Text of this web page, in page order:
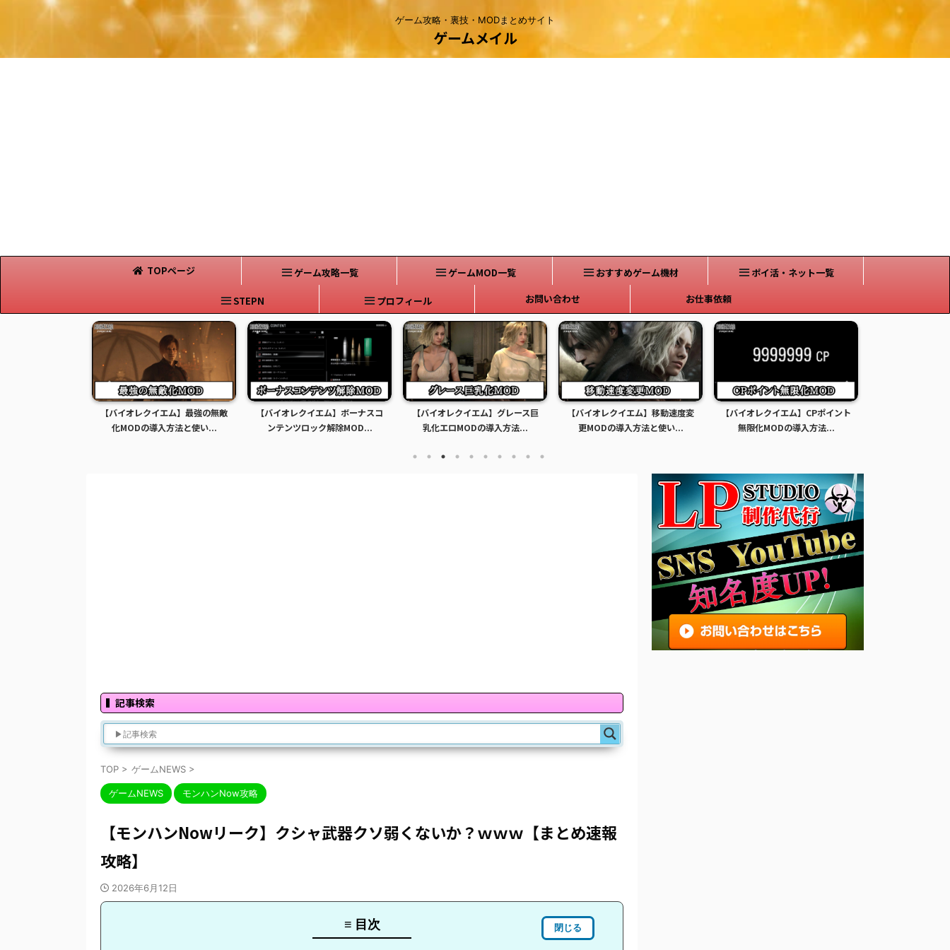
ゲーム攻略・裏技・MODまとめサイト
ゲームメイル
TOPページ ゲーム攻略一覧 ゲームMOD一覧 おすすめゲーム機材 ポイ活・ネット一覧
STEPN プロフィール お問い合わせ お仕事依頼
【バイオレクイエム】最強の無敵
化MODの導入方法と使い...
【バイオレクイエム】ボーナスコ
ンテンツロック解除MOD...
【バイオレクイエム】グレース巨
乳化エロMODの導入方法...
【バイオレクイエム】移動速度変
更MODの導入方法と使い...
【バイオレクイエム】CPポイント
無限化MODの導入方法...
記事検索
TOP > ゲームNEWS >
ゲームNEWS モンハンNow攻略
【モンハンNowリーク】クシャ武器クソ弱くないか？ｗｗｗ【まとめ速報
攻略】
2026年6月12日
≡ 目次 閉じる